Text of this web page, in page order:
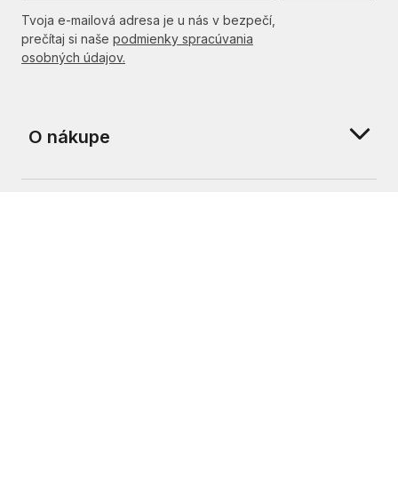
Tvoja e-mailová adresa je u nás v bezpečí,
prečítaj si naše podmienky spracúvania
osobných údajov.
O nákupe